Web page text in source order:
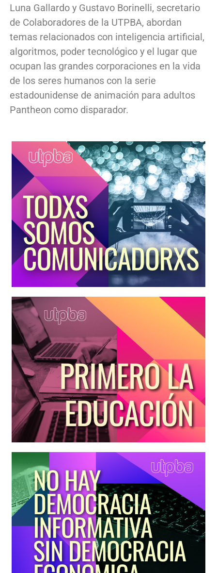
Luna Gallardo y Gustavo Borinelli, secretario
de Colaboradores de la UTPBA, abordan
temas relacionados con inteligencia artificial,
algoritmos, poder tecnológico y el lugar que
ocupan las grandes corporaciones en la vida
de los seres humanos con la serie
estadounidense de animación para adultos
Pantheon como disparador.